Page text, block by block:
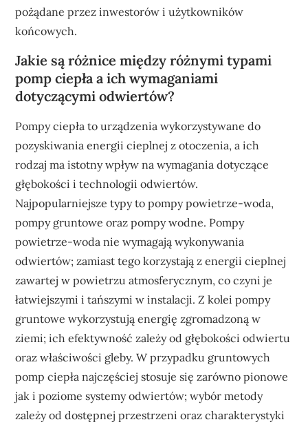
pożądane przez inwestorów i użytkowników
końcowych.
Jakie są różnice między różnymi typami
pomp ciepła a ich wymaganiami
dotyczącymi odwiertów?
Pompy ciepła to urządzenia wykorzystywane do
pozyskiwania energii cieplnej z otoczenia, a ich
rodzaj ma istotny wpływ na wymagania dotyczące
głębokości i technologii odwiertów.
Najpopularniejsze typy to pompy powietrze-woda,
pompy gruntowe oraz pompy wodne. Pompy
powietrze-woda nie wymagają wykonywania
odwiertów; zamiast tego korzystają z energii cieplnej
zawartej w powietrzu atmosferycznym, co czyni je
łatwiejszymi i tańszymi w instalacji. Z kolei pompy
gruntowe wykorzystują energię zgromadzoną w
ziemi; ich efektywność zależy od głębokości odwiertu
oraz właściwości gleby. W przypadku gruntowych
pomp ciepła najczęściej stosuje się zarówno pionowe
jak i poziome systemy odwiertów; wybór metody
zależy od dostępnej przestrzeni oraz charakterystyki